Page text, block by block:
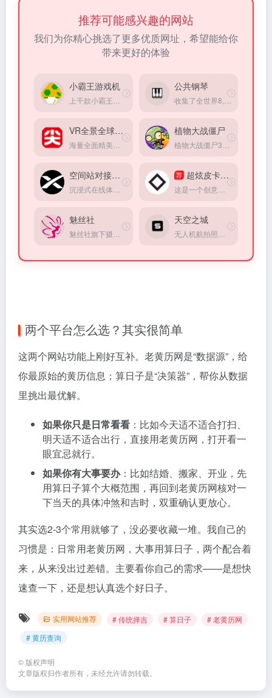
推荐可能感兴趣的网站
我们为你精心挑选了更多优质网址，希望能给你
带来更好的体验
小霸王游戏机 公共钢琴
收集了全世界8,391架公共钢琴，你可以输入一个地点查找附近的钢琴
VR全景全球旅游 植物大战僵尸
植物大战僵尸3游戏资讯站点
空间站对接模拟器 荐 超炫皮卡车驾驶
魅丝社 天空之城
两个平台怎么选？其实很简单
这两个网站功能上刚好互补。老黄历网是“数据源”，给
你最原始的黄历信息；算日子是“决策器”，帮你从数据
里挑出最优解。
如果你只是日常看看 ：比如今天适不适合打扫、
明天适不适合出行，直接用老黄历网，打开看一
眼宜忌就行。
如果你有大事要办：比如结婚、搬家、开业，先
用算日子算个大概范围，再回到老黄历网核对一
下当天的具体冲煞和吉时，双重确认更放心。
其实选2-3个常用就够了，没必要收藏一堆。我自己的
习惯是：日常用老黄历网，大事用算日子，两个配合着
来，从来没出过差错。主要看你自己的需求——是想快
速查一下，还是想认真选个好日子。
实用网站推荐 # 传统择吉 # 算日子
# 老黄历网
# 黄历查询
© 版权声明
文章版权归作者所有，未经允许请勿转载。